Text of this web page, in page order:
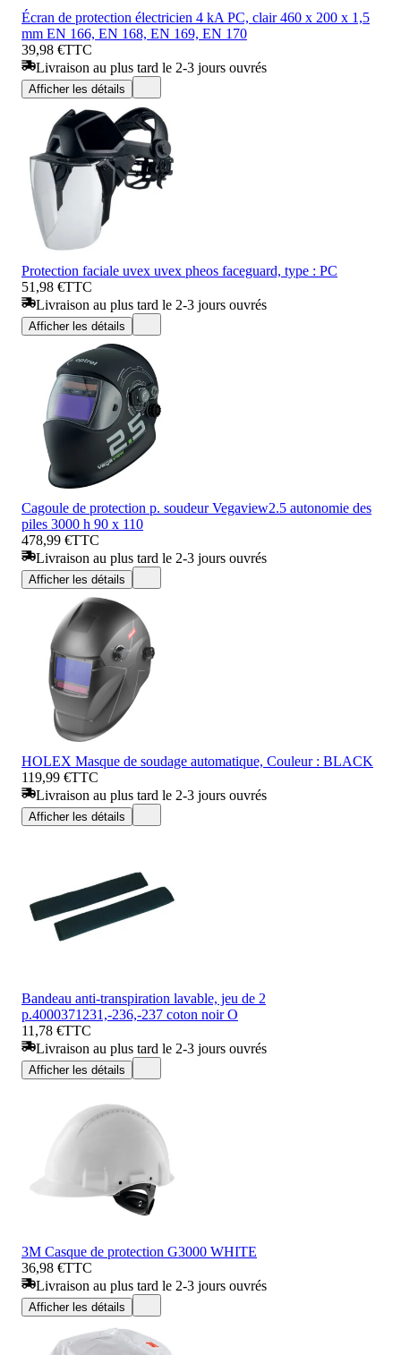
Écran de protection électricien 4 kA PC, clair 460 x 200 x 1,5
mm EN 166, EN 168, EN 169, EN 170
39,98 €TTC
Livraison au plus tard le 2-3 jours ouvrés
Afficher les détails
Protection faciale uvex uvex pheos faceguard, type : PC
51,98 €TTC
Livraison au plus tard le 2-3 jours ouvrés
Afficher les détails
Cagoule de protection p. soudeur Vegaview2.5 autonomie des
piles 3000 h 90 x 110
478,99 €TTC
Livraison au plus tard le 2-3 jours ouvrés
Afficher les détails
HOLEX Masque de soudage automatique, Couleur : BLACK
119,99 €TTC
Livraison au plus tard le 2-3 jours ouvrés
Afficher les détails
Bandeau anti-transpiration lavable, jeu de 2
p.4000371231,-236,-237 coton noir O
11,78 €TTC
Livraison au plus tard le 2-3 jours ouvrés
Afficher les détails
3M Casque de protection G3000 WHITE
36,98 €TTC
Livraison au plus tard le 2-3 jours ouvrés
Afficher les détails